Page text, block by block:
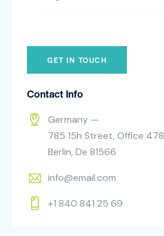
Contact Info
Germany —
785 15h Street, Office 478
Berlin, De 81566
info@email.com
+1 840 841 25 69